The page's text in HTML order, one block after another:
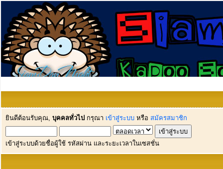
ยินดีต้อนรับคุณ, บุคคลทั่วไป กรุณา เข้าสู่ระบบ หรือ สมัครสมาชิก
เข้าสู่ระบบด้วยชื่อผู้ใช้ รหัสผ่าน และระยะเวลาในเซสชั่น